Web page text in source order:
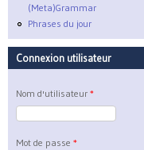
(Meta)Grammar
Phrases du jour
Connexion utilisateur
Nom d'utilisateur *
Mot de passe *